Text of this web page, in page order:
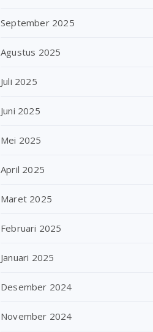
September 2025
Agustus 2025
Juli 2025
Juni 2025
Mei 2025
April 2025
Maret 2025
Februari 2025
Januari 2025
Desember 2024
November 2024